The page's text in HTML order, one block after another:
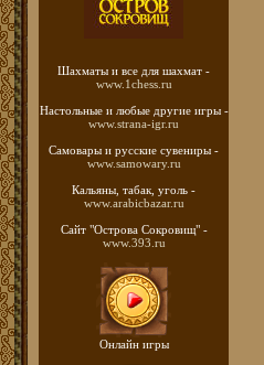
Шахматы и все для шахмат -
www.1chess.ru
Настольные и любые другие игры -
www.strana-igr.ru
Самовары и русские сувениры -
www.samowary.ru
Кальяны, табак, уголь -
www.arabicbazar.ru
Сайт "Острова Сокровищ" -
www.393.ru
Онлайн игры